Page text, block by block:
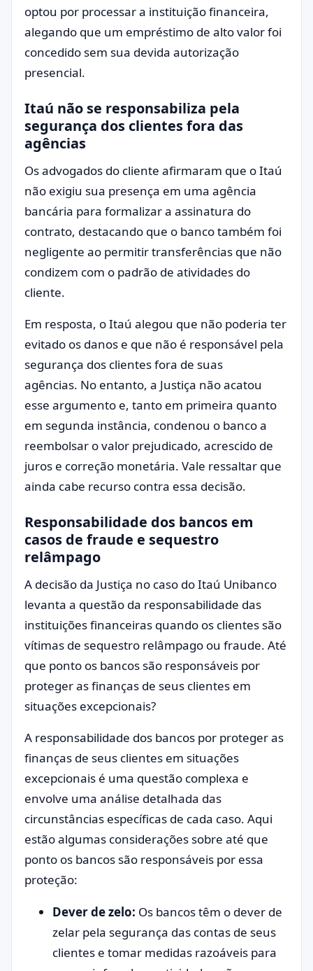
optou por processar a instituição financeira,
alegando que um empréstimo de alto valor foi
concedido sem sua devida autorização
presencial.
Itaú não se responsabiliza pela
segurança dos clientes fora das
agências
Os advogados do cliente afirmaram que o Itaú
não exigiu sua presença em uma agência
bancária para formalizar a assinatura do
contrato, destacando que o banco também foi
negligente ao permitir transferências que não
condizem com o padrão de atividades do
cliente.
Em resposta, o Itaú alegou que não poderia ter
evitado os danos e que não é responsável pela
segurança dos clientes fora de suas
agências. No entanto, a Justiça não acatou
esse argumento e, tanto em primeira quanto
em segunda instância, condenou o banco a
reembolsar o valor prejudicado, acrescido de
juros e correção monetária. Vale ressaltar que
ainda cabe recurso contra essa decisão.
Responsabilidade dos bancos em
casos de fraude e sequestro
relâmpago
A decisão da Justiça no caso do Itaú Unibanco
levanta a questão da responsabilidade das
instituições financeiras quando os clientes são
vítimas de sequestro relâmpago ou fraude. Até
que ponto os bancos são responsáveis por
proteger as finanças de seus clientes em
situações excepcionais?
A responsabilidade dos bancos por proteger as
finanças de seus clientes em situações
excepcionais é uma questão complexa e
envolve uma análise detalhada das
circunstâncias específicas de cada caso. Aqui
estão algumas considerações sobre até que
ponto os bancos são responsáveis por essa
proteção:
Dever de zelo: Os bancos têm o dever de
zelar pela segurança das contas de seus
clientes e tomar medidas razoáveis para